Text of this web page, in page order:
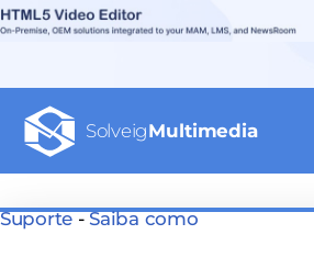
SolveigMultimedia
Suporte-Saiba como